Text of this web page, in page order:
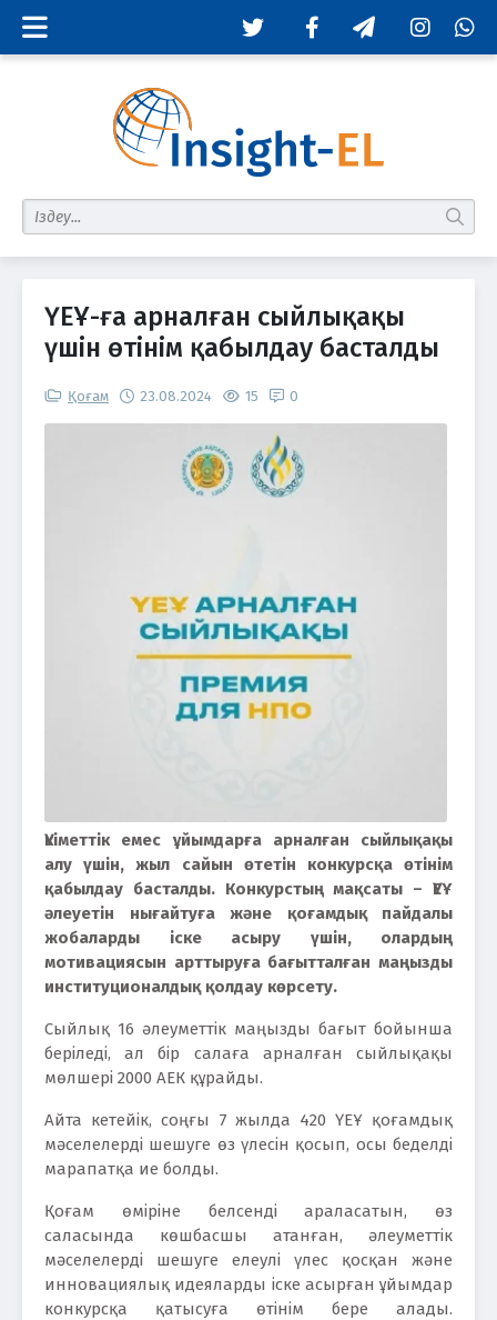
TwitterFacebookTelegramInstagram
табу
ҮЕҰ-ға арналған сыйлықақы
үшін өтінім қабылдау басталды
Қоғам 23.08.2024 15 0
Үкіметтік емес ұйымдарға арналған сыйлықақы
алу үшін, жыл сайын өтетін конкурсқа өтінім
қабылдау басталды. Конкурстың мақсаты – ҮЕҰ
әлеуетін нығайтуға және қоғамдық пайдалы
жобаларды іске асыру үшін, олардың
мотивациясын арттыруға бағытталған маңызды
институционалдық қолдау көрсету.
Сыйлық 16 әлеуметтік маңызды бағыт бойынша
беріледі, ал бір салаға арналған сыйлықақы
мөлшері 2000 АЕК құрайды.
Айта кетейік, соңғы 7 жылда 420 ҮЕҰ қоғамдық
мәселелерді шешуге өз үлесін қосып, осы беделді
марапатқа ие болды.
Қоғам өміріне белсенді араласатын, өз
саласында көшбасшы атанған, әлеуметтік
мәселелерді шешуге елеулі үлес қосқан және
инновациялық идеяларды іске асырған ұйымдар
конкурсқа қатысуға өтінім бере алады.